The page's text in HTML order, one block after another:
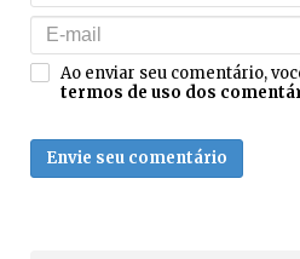
Ao enviar seu comentário,
termos de uso dos
Envie seu comentário